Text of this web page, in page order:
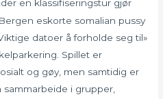
en klassifiseringstur gjør
datoer å forholde seg til»
Spillet er
og gøy, men samtidig er
i grupper,